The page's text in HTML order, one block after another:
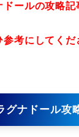
ドールの攻略
考にしてくだ
グナドール攻